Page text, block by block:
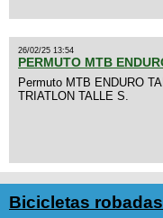
26/02/25 13:54
PERMUTO MTB
Permuto MTB ENDURO
TRIATLON TALLE S.
Bicicletas robadas